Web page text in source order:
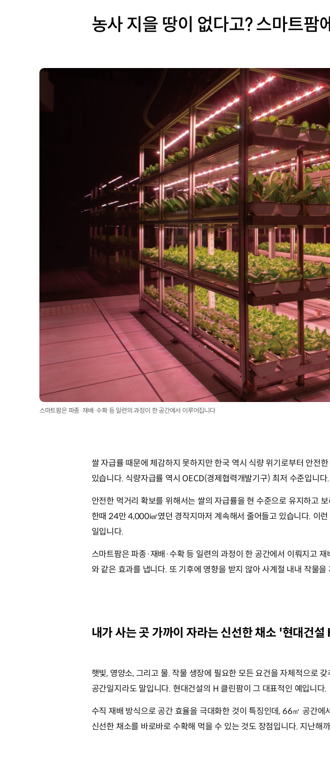
농사 지을 땅이 없다고? 스마트팜
스마트팜은 파종·재배·수확 등 일련의 과정이 한 공간에서 이루어집니다
쌀 자급률 때문에 체감하지 못하지만 한국 역시 식량 위기로부터 안전
있습니다. 식량자급률 역시 OECD(경제협력개발기구) 최저 수준입니다.
안전한 먹거리 확보를 위해서는 쌀의 자급률을 현 수준으로 유지하고
한때 24만 4,000㎢였던 경작지마저 계속해서 줄어들고 있습니다. 이
일입니다.
스마트팜은 파종·재배·수확 등 일련의 과정이 한 공간에서 이뤄지
와 같은 효과를 냅니다. 또 기후에 영향을 받지 않아 사계절 내내 작물
내가 사는 곳 가까이 자라는 신선한 채소 '현대건설
햇빛, 영양소, 그리고 물. 작물 생장에 필요한 모든 요건을 자체적으로
공간일지라도 말입니다. 현대건설의 H 클린팜이 그 대표적인 예입니다.
수직 재배 방식으로 공간 효율을 극대화한 것이 특징인데, 66㎡ 공간
신선한 채소를 바로바로 수확해 먹을 수 있는 것도 장점입니다. 지난